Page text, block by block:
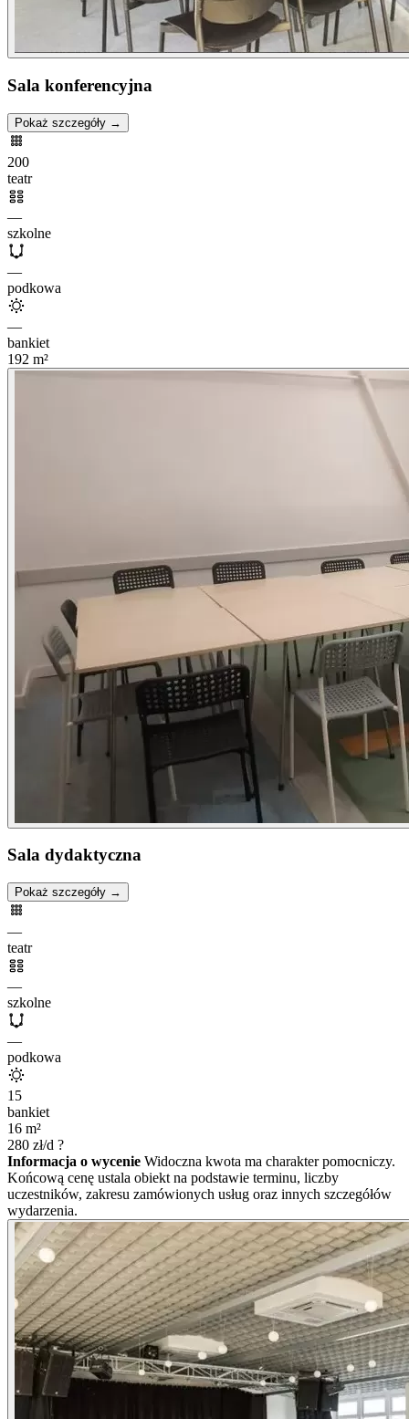
Sala konferencyjna
Pokaż szczegóły →
200
teatr
—
szkolne
—
podkowa
—
bankiet
192 m²
Sala dydaktyczna
Pokaż szczegóły →
—
teatr
—
szkolne
—
podkowa
15
bankiet
16 m²
280 zł/d ?
Informacja o wycenie Widoczna kwota ma charakter pomocniczy.
Końcową cenę ustala obiekt na podstawie terminu, liczby
uczestników, zakresu zamówionych usług oraz innych szczegółów
wydarzenia.